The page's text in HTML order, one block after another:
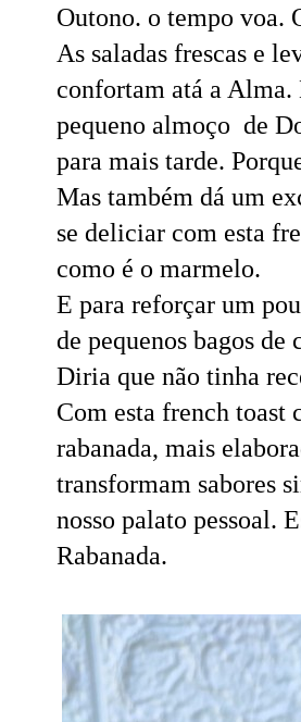
Outono. o tempo voa.
As saladas frescas e
confortam atá a Alma.
pequeno almoço de
para mais tarde.
Mas também dá um
se deliciar com esta
como é o marmelo.
E para reforçar um
de pequenos bagos
Diria que não tinha
Com esta french toast
rabanada, mais
transformam sabores
nosso palato pessoal.
Rabanada.